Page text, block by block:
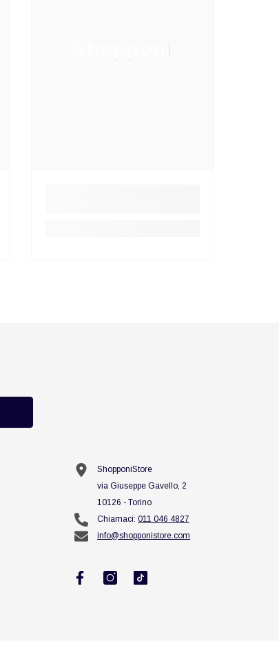
Shopponi
ShopponiStore
via Giuseppe Gavello, 2
10126 - Torino
Chiamaci: 011 046 4827
info@shopponistore.com